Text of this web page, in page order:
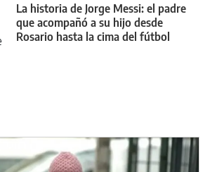
La historia de Jorge Messi: el padre
que acompañó a su hijo desde
Rosario hasta la cima del fútbol